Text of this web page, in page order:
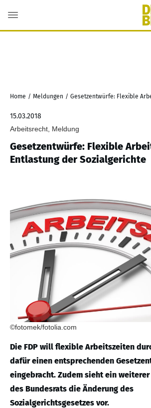
Home / Meldungen /
15.03.2018
Arbeitsrecht, Meldung
Gesetzentwürfe: Flexible
Entlastung der Sozialgerichte
©fotomek/fotolia.com
Die FDP will flexible Arbeitszeiten
dafür einen entsprechenden
eingebracht. Zudem sieht ein
des Bundesrats die Änderung des
Sozialgerichtsgesetzes vor.